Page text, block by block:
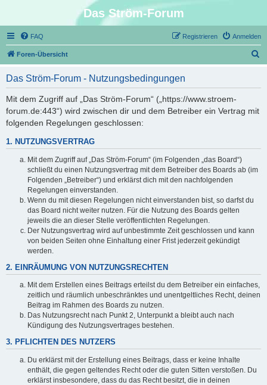
Das Ström-Forum
FAQ Anmelden
Registrieren
Foren-Übersicht
Das Ström-Forum - Nutzungsbedingungen
Mit dem Zugriff auf „Das Ström-Forum“ („https://www.stroem-
forum.de:443“) wird zwischen dir und dem Betreiber ein Vertrag mit
folgenden Regelungen geschlossen:
1. NUTZUNGSVERTRAG
Mit dem Zugriff auf „Das Ström-Forum“ (im Folgenden „das Board“)
schließt du einen Nutzungsvertrag mit dem Betreiber des Boards ab (im
Folgenden „Betreiber“) und erklärst dich mit den nachfolgenden
Regelungen einverstanden.
Wenn du mit diesen Regelungen nicht einverstanden bist, so darfst du
das Board nicht weiter nutzen. Für die Nutzung des Boards gelten
jeweils die an dieser Stelle veröffentlichten Regelungen.
Der Nutzungsvertrag wird auf unbestimmte Zeit geschlossen und kann
von beiden Seiten ohne Einhaltung einer Frist jederzeit gekündigt
werden.
2. EINRÄUMUNG VON NUTZUNGSRECHTEN
Mit dem Erstellen eines Beitrags erteilst du dem Betreiber ein einfaches,
zeitlich und räumlich unbeschränktes und unentgeltliches Recht, deinen
Beitrag im Rahmen des Boards zu nutzen.
Das Nutzungsrecht nach Punkt 2, Unterpunkt a bleibt auch nach
Kündigung des Nutzungsvertrages bestehen.
3. PFLICHTEN DES NUTZERS
Du erklärst mit der Erstellung eines Beitrags, dass er keine Inhalte
enthält, die gegen geltendes Recht oder die guten Sitten verstoßen. Du
erklärst insbesondere, dass du das Recht besitzt, die in deinen